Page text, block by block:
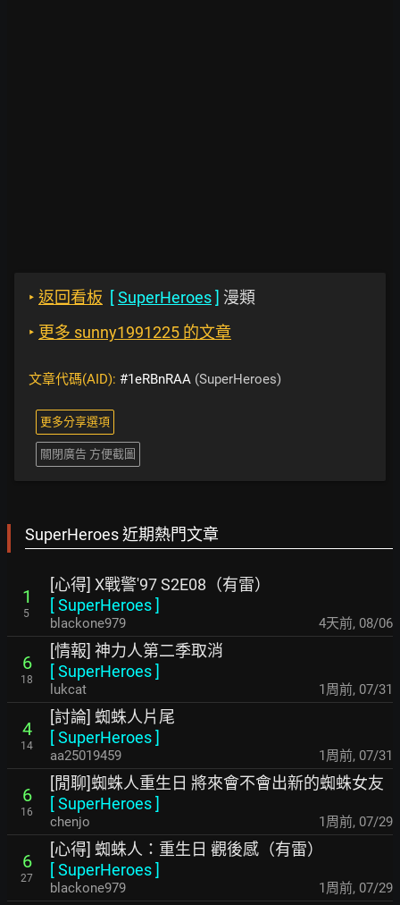
‣ 返回看板 [SuperHeroes] 漫類
‣ 更多 sunny1991225 的文章
文章代碼(AID): #1eRBnRAA (SuperHeroes)
更多分享選項
關閉廣告 方便截圖
SuperHeroes 近期熱門文章
1
5
[心得] X戰警'97 S2E08（有雷）
[SuperHeroes]
blackone979 4天前, 08/06
6
18
[情報] 神力人第二季取消
[SuperHeroes]
lukcat 1周前, 07/31
4
14
[討論] 蜘蛛人片尾
[SuperHeroes]
aa25019459 1周前, 07/31
6
16
[閒聊]蜘蛛人重生日 將來會不會出新的蜘蛛女友
[SuperHeroes]
chenjo 1周前, 07/29
6
27
[心得] 蜘蛛人：重生日 觀後感（有雷）
[SuperHeroes]
blackone979 1周前, 07/29